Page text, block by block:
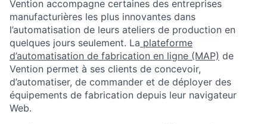
Vention accompagne certaines des entreprises
manufacturières les plus innovantes dans
l’automatisation de leurs ateliers de production en
quelques jours seulement. La plateforme
d’automatisation de fabrication en ligne (MAP) de
Vention permet à ses clients de concevoir,
d’automatiser, de commander et de déployer des
équipements de fabrication depuis leur navigateur
Web.